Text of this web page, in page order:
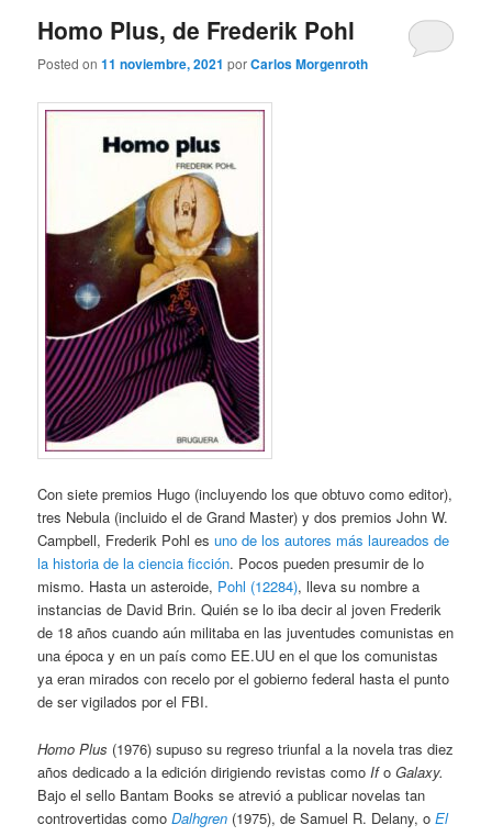
Homo Plus, de Frederik Pohl
Posted on11 noviembre, 2021 porCarlos Morgenroth
Con siete premios Hugo (incluyendo los que obtuvo como editor),
tres Nebula (incluido el de Grand Master) y dos premios John W.
Campbell, Frederik Pohl esuno de los autores más laureados de
la historia de la ciencia ficción. Pocos pueden presumir de lo
mismo. Hasta un asteroide, Pohl (12284), lleva su nombre a
instancias de David Brin. Quién se lo iba decir al joven Frederik
de 18 años cuando aún militaba en las juventudes comunistas en
una época y en un país como EE.UU en el que los comunistas
ya eran mirados con recelo por el gobierno federal hasta el punto
de ser vigilados por el FBI.
Homo Plus (1976) supuso su regreso triunfal a la novela tras diez
años dedicado a la edición dirigiendo revistas como IfoGalaxy.
Bajo el sello Bantam Books se atrevió a publicar novelas tan
controvertidas comoDalhgren (1975), de Samuel R. Delany, oEl